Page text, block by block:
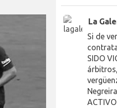
La
Si de
SIDO